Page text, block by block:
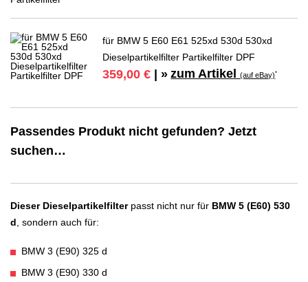
für BMW 5 E60 E61 525xd 530d 530xd
Dieselpartikelfilter Partikelfilter DPF
359,00 € | » zum Artikel(auf eBay)*
Passendes Produkt nicht gefunden? Jetzt
suchen…
Dieser Dieselpartikelfilterpasst nicht nur für BMW 5 (E60) 530
d, sondern auch für:
BMW 3 (E90) 325 d
BMW 3 (E90) 330 d